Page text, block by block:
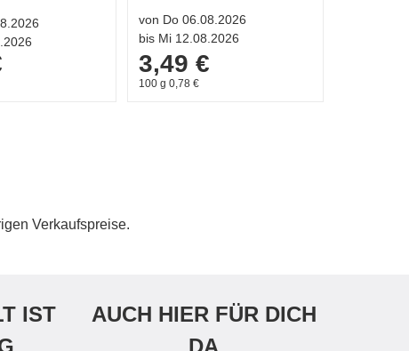
von Do 06.08.2026
bis Mi 12.08.2026
3,49 €
100 g 0,78 €
Verkaufspreise.
IST
AUCH HIER FÜR DICH
DA